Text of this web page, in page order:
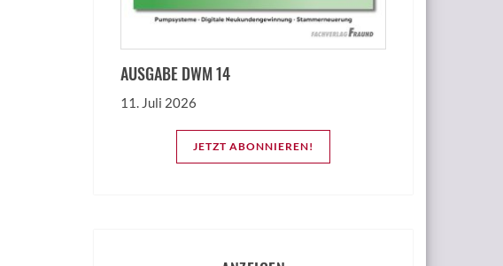
AUSGABE DWM 14
11. Juli 2026
JETZT ABONNIEREN!